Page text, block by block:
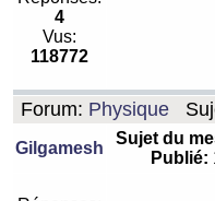
4
Vus:
118772
Forum: Physique
Gilgamesh
Sujet du
Publié: